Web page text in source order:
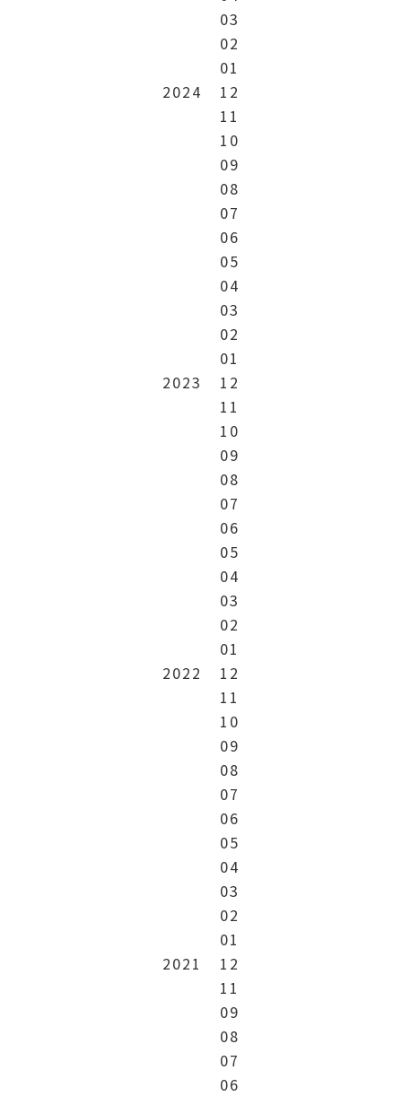
03
02
01
2024
12
11
10
09
08
07
06
05
04
03
02
01
2023
12
11
10
09
08
07
06
05
04
03
02
01
2022
12
11
10
09
08
07
06
05
04
03
02
01
2021
12
11
09
08
07
06